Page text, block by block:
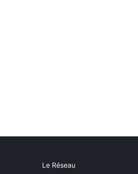
Le Réseau